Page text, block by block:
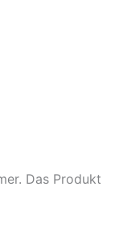
Das Produkt